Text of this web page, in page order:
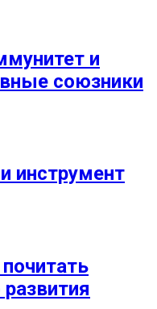
и
союзники
инструмент